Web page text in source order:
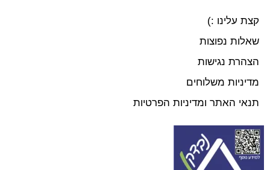
קצת עלינו :)
שאלות נפוצות
הצהרת נגישות
מדיניות משלוחים
תנאי האתר ומדיניות הפרטיות